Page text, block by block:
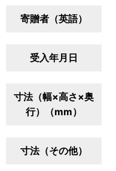
寄贈者（英語）
受入年月日
寸法（幅×高さ×奥
行）（mm）
寸法（その他）